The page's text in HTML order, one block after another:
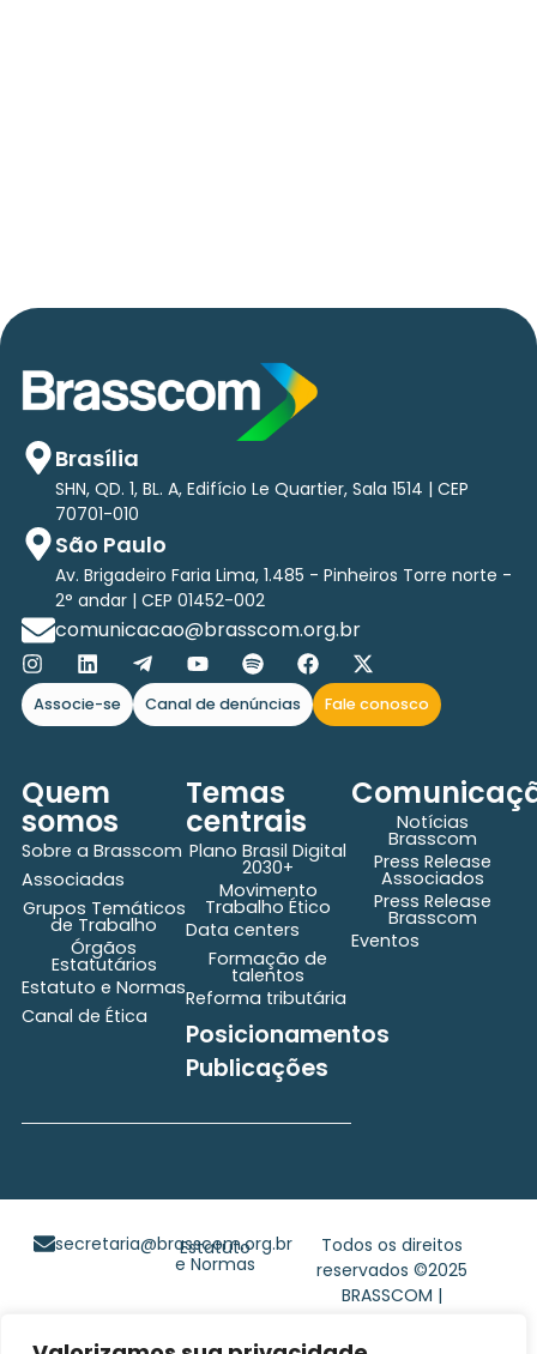
Brasília
SHN, QD. 1, BL. A, Edifício Le Quartier, Sala 1514 | CEP
70701-010
São Paulo
Av. Brigadeiro Faria Lima, 1.485 - Pinheiros Torre norte -
2° andar | CEP 01452-002
comunicacao@brasscom.org.br
Associe-se Canal de denúncias Fale conosco
Quem
somos
Sobre a Brasscom
Associadas
Grupos Temáticos
de Trabalho
Órgãos
Estatutários
Estatuto e Normas
Canal de Ética
Temas
centrais
Plano Brasil Digital
2030+
Movimento
Trabalho Ético
Data centers
Formação de
talentos
Reforma tributária
Posicionamentos
Publicações
Notícias
Brasscom
Press Release
Associados
Press Release
Brasscom
Eventos
Todos os direitos
reservados ©2025
BRASSCOM |
desenvolvido por
secretaria@brasscom.org.br
Estatuto
e Normas